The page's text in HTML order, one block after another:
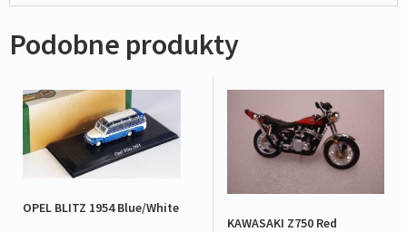
Podobne produkty
OPEL BLITZ 1954 Blue/White
KAWASAKI Z750 Red